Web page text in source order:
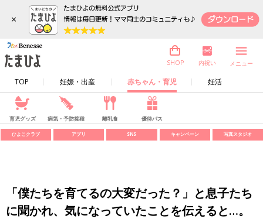
×
TOP 妊娠・出産 赤ちゃん・育児 妊活
SHOP 内祝い メニュー
育児グッズ 病気・予防接種 離乳食 優待パス
ひよこクラブ アプリ SNS キャンペーン 写真スタジオ
「僕たちを育てるの大変だった？」と息子たち
に聞かれ、気になっていたことを伝えると…。